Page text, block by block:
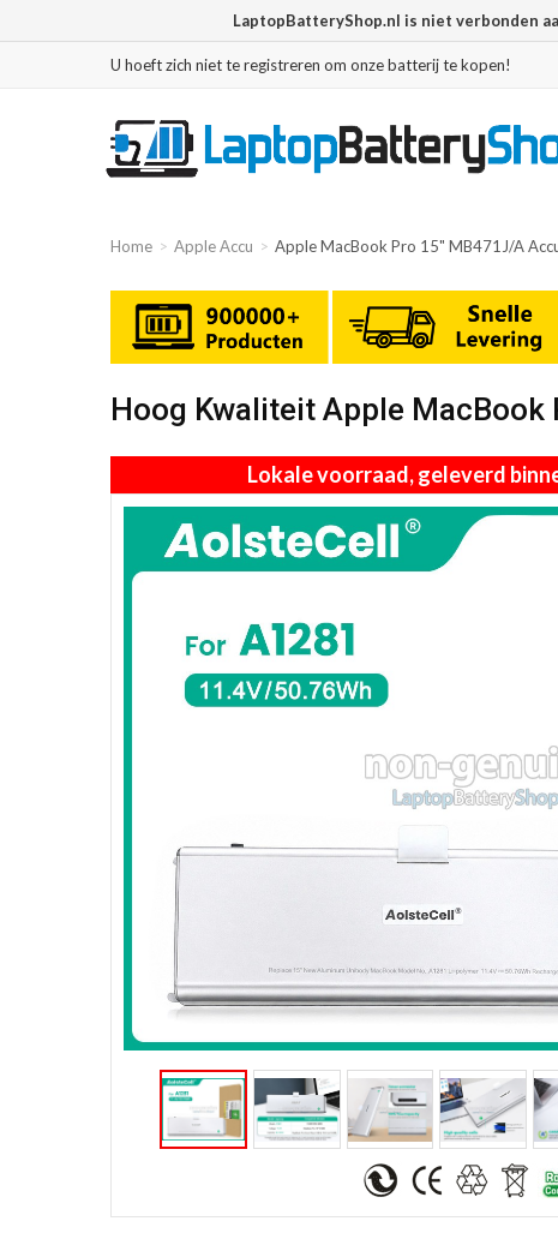
LaptopBatteryShop.nl is niet verbonden
U hoeft zich niet te registreren om onze batterij te kopen!
Home Apple Accu Apple MacBook Pro 15" MB471J/A
Hoog Kwaliteit Apple
Lokale voorraad, geleverd